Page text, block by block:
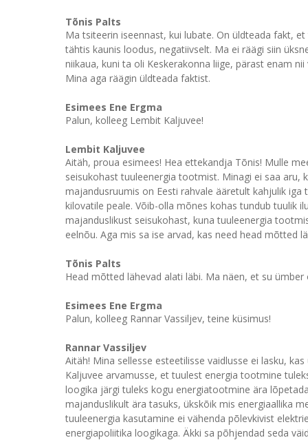
Tõnis Palts
Ma tsiteerin iseennast, kui lubate. On üldteada fakt,
tähtis kaunis loodus, negatiivselt. Ma ei räägi siin
niikaua, kuni ta oli Keskerakonna liige, pärast enam
Mina aga räägin üldteada faktist.
Esimees Ene Ergma
Palun, kolleeg Lembit Kaljuvee!
Lembit Kaljuvee
Aitäh, proua esimees! Hea ettekandja Tõnis! Mulle
seisukohast tuuleenergia tootmist. Minagi ei saa aru,
majandusruumis on Eesti rahvale ääretult kahjulik
kilovatile peale. Võib-olla mõnes kohas tundub tuulik
majanduslikust seisukohast, kuna tuuleenergia
eelnõu. Aga mis sa ise arvad, kas need head mõtted
Tõnis Palts
Head mõtted lähevad alati läbi. Ma näen, et su
Esimees Ene Ergma
Palun, kolleeg Rannar Vassiljev, teine küsimus!
Rannar Vassiljev
Aitäh! Mina sellesse esteetilisse vaidlusse ei lasku,
Kaljuvee arvamusse, et tuulest energia tootmine
loogika järgi tuleks kogu energiatootmine ära
majanduslikult ära tasuks, ükskõik mis energiaallika
tuuleenergia kasutamine ei vähenda põlevkivist
energiapoliitika loogikaga. Äkki sa põhjendad seda